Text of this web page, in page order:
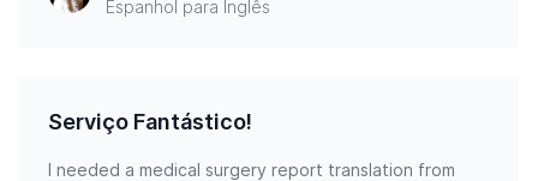
Espanhol para Inglês
Serviço Fantástico!
I needed a medical surgery report translation from